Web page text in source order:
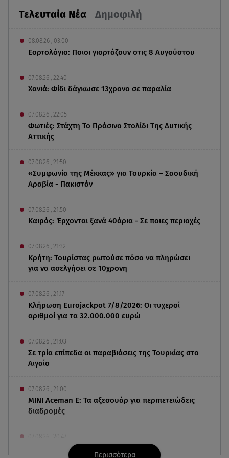
Τελευταία Νέα Δημοφιλή
08.08.26 , 03:00
Εορτολόγιο: Ποιοι γιορτάζουν στις 8 Αυγούστου
07.08.26 , 22:40
Χανιά: Φίδι δάγκωσε 13χρονο σε παραλία
07.08.26 , 22:05
Φωτιές: Στάχτη Το Πράσινο Στολίδι Της Δυτικής
Αττικής
07.08.26 , 21:50
«Συμφωνία της Μέκκας» για Τουρκία – Σαουδική
Αραβία - Πακιστάν
07.08.26 , 21:50
Καιρός: Έρχονται ξανά 40άρια - Σε ποιες περιοχές
07.08.26 , 21:32
Κρήτη: Τουρίστας ρωτούσε πόσο να πληρώσει
για να ασελγήσει σε 10χρονη
07.08.26 , 21:17
Κλήρωση Eurojackpot 7/8/2026: Οι τυχεροί
αριθμοί για τα 32.000.000 ευρώ
07.08.26 , 21:03
Σε τρία επίπεδα οι παραβιάσεις της Τουρκίας στο
Αιγαίο
07.08.26 , 21:00
MINI Aceman E: Τα αξεσουάρ για περιπετειώδεις
διαδρομές
Χανιά: Νεκρή βρέθηκε αγνοούμενη - Ξέφυγε από
Περισσότερα